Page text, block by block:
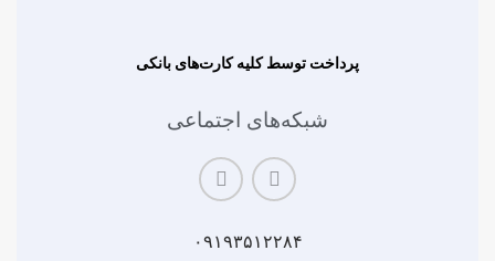
پرداخت توسط کلیه کارت‌های بانکی
شبکه‌های اجتماعی
۰۹۱۹۳۵۱۲۲۸۴